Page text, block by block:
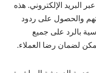
البريد الإلكتروني. هذه
والحصول على ردود
بالرد على جميع
لضمان رضا العملاء.